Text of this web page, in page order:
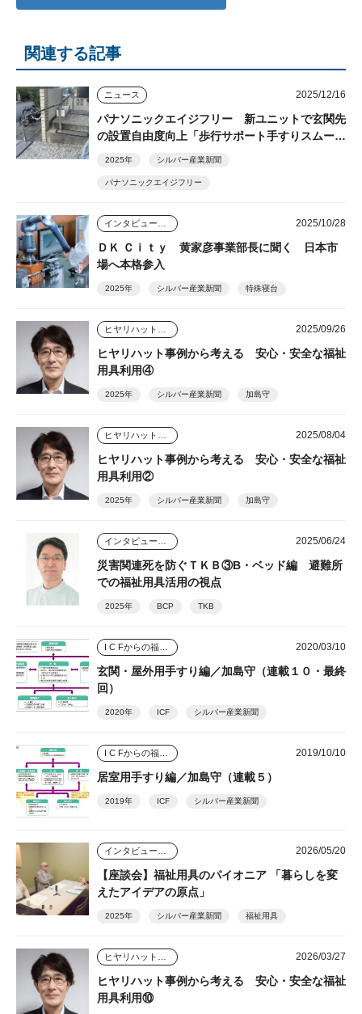
関連する記事
ニュース 2025/12/16
パナソニックエイジフリー 新ユニットで玄関先
の設置自由度向上「歩行サポート手すりスムーデ
2025年 シルバー産業新聞
パナソニックエイジフリー
2025/10/28
ＤＫ Ｃｉｔｙ 黄家彦事業部長に聞く 日本市
場へ本格参入
2025年 シルバー産業新聞 特殊寝台
2025/09/26
ヒヤリハット事例から考える 安心・安全な福祉
用具利用④
2025年 シルバー産業新聞 加島守
2025/08/04
ヒヤリハット事例から考える 安心・安全な福祉
用具利用②
2025年 シルバー産業新聞 加島守
2025/06/24
災害関連死を防ぐＴＫＢ③B・ベッド編 避難所
での福祉用具活用の視点
2025年 BCP TKB
2020/03/10
玄関・屋外用手すり編／加島守（連載１０・最終
回）
2020年 ICF シルバー産業新聞
2019/10/10
居室用手すり編／加島守（連載５）
2019年 ICF シルバー産業新聞
2026/05/20
【座談会】福祉用具のパイオニア 「暮らしを変
えたアイデアの原点」
2025年 シルバー産業新聞 福祉用具
2026/03/27
ヒヤリハット事例から考える 安心・安全な福祉
用具利用⑩